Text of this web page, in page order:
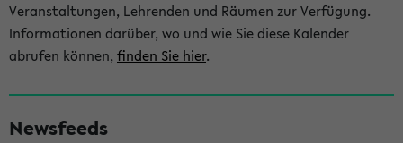
Veranstaltungen, Lehrenden und Räumen zur Verfügung.
Informationen darüber, wo und wie Sie diese Kalender
abrufen können, finden Sie hier.
Newsfeeds